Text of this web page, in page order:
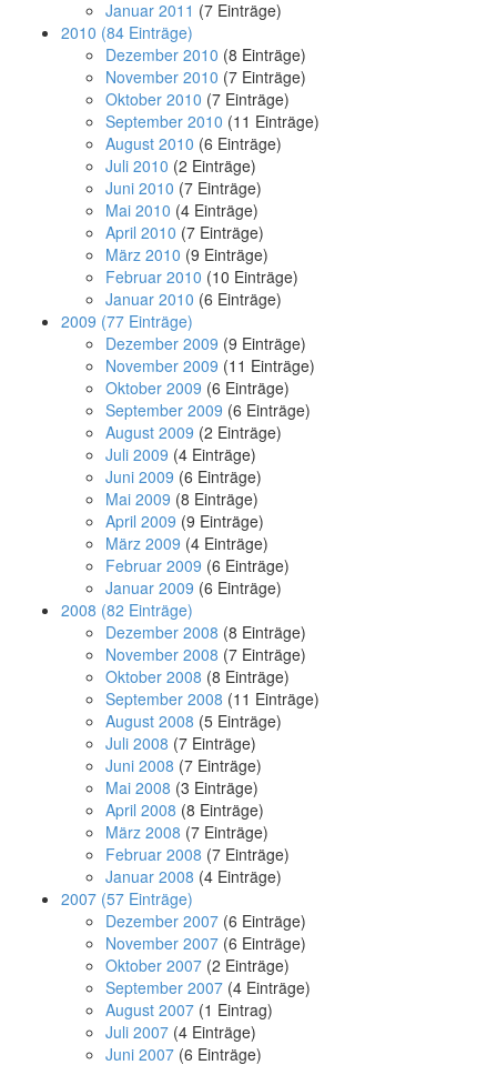
Januar 2011 (7 Einträge)
2010 (84 Einträge)
Dezember 2010 (8 Einträge)
November 2010 (7 Einträge)
Oktober 2010 (7 Einträge)
September 2010 (11 Einträge)
August 2010 (6 Einträge)
Juli 2010 (2 Einträge)
Juni 2010 (7 Einträge)
Mai 2010 (4 Einträge)
April 2010 (7 Einträge)
März 2010 (9 Einträge)
Februar 2010 (10 Einträge)
Januar 2010 (6 Einträge)
2009 (77 Einträge)
Dezember 2009 (9 Einträge)
November 2009 (11 Einträge)
Oktober 2009 (6 Einträge)
September 2009 (6 Einträge)
August 2009 (2 Einträge)
Juli 2009 (4 Einträge)
Juni 2009 (6 Einträge)
Mai 2009 (8 Einträge)
April 2009 (9 Einträge)
März 2009 (4 Einträge)
Februar 2009 (6 Einträge)
Januar 2009 (6 Einträge)
2008 (82 Einträge)
Dezember 2008 (8 Einträge)
November 2008 (7 Einträge)
Oktober 2008 (8 Einträge)
September 2008 (11 Einträge)
August 2008 (5 Einträge)
Juli 2008 (7 Einträge)
Juni 2008 (7 Einträge)
Mai 2008 (3 Einträge)
April 2008 (8 Einträge)
März 2008 (7 Einträge)
Februar 2008 (7 Einträge)
Januar 2008 (4 Einträge)
2007 (57 Einträge)
Dezember 2007 (6 Einträge)
November 2007 (6 Einträge)
Oktober 2007 (2 Einträge)
September 2007 (4 Einträge)
August 2007 (1 Eintrag)
Juli 2007 (4 Einträge)
Juni 2007 (6 Einträge)